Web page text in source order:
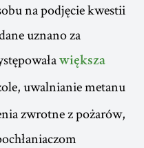
na podjęcie kwestii
uznano za
większa
uwalnianie metanu
zwrotne z pożarów,